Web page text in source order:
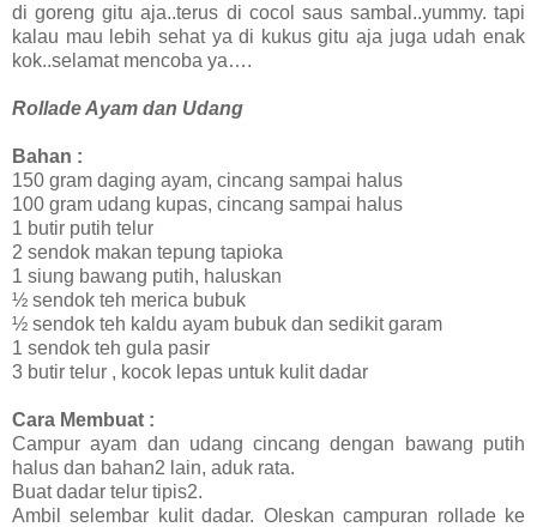
di goreng gitu aja..terus di cocol saus sambal..yummy. tapi
kalau mau lebih sehat ya di kukus gitu aja juga udah enak
kok..selamat mencoba ya….
Rollade Ayam dan Udang
Bahan :
150 gram daging ayam, cincang sampai halus
100 gram udang kupas, cincang sampai halus
1 butir putih telur
2 sendok makan tepung tapioka
1 siung bawang putih, haluskan
½ sendok teh merica bubuk
½ sendok teh kaldu ayam bubuk dan sedikit garam
1 sendok teh gula pasir
3 butir telur , kocok lepas untuk kulit dadar
Cara Membuat :
Campur ayam dan udang cincang dengan bawang putih
halus dan bahan2 lain, aduk rata.
Buat dadar telur tipis2.
Ambil selembar kulit dadar. Oleskan campuran rollade ke